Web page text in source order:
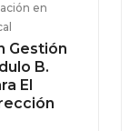
en
Gestión
B.
El